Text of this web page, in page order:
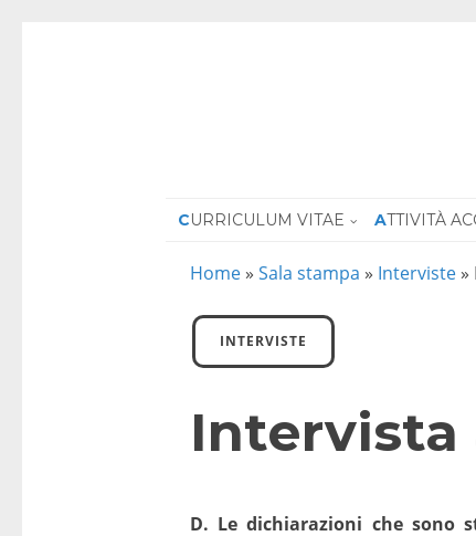
CURRICULUM VITAE ATTIVITÀ
Home » Sala stampa » Interviste »
INTERVISTE
Intervista
D. Le dichiarazioni che sono